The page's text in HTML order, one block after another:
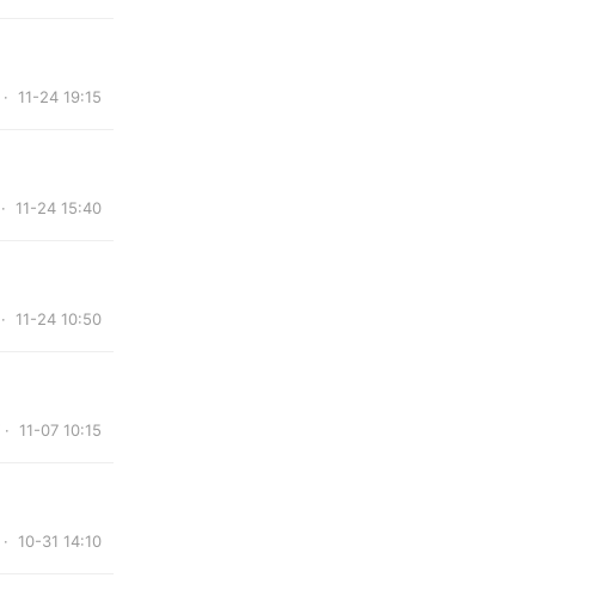
· 11-24 19:15
· 11-24 15:40
· 11-24 10:50
· 11-07 10:15
· 10-31 14:10